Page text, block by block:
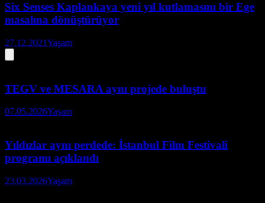
Six Senses Kaplankaya yeni yıl kutlamasını bir Ege
masalına dönüştürüyor
27.12.2021Yaşam
TEGV ve MESARA aynı projede buluştu
07.05.2026Yaşam
Yıldızlar aynı perdede: İstanbul Film Festivali
programı açıklandı
23.03.2026Yaşam